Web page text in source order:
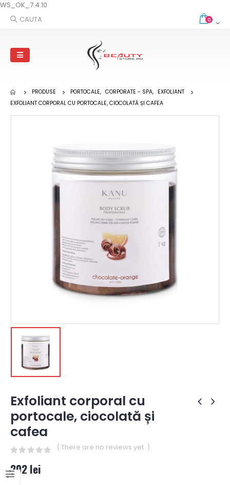
WS_OK_7.4.10
CAUTA
0
PRODUSE PORTOCALE, CORPORATE - SPA, EXFOLIANT
EXFOLIANT CORPORAL CU PORTOCALE, CIOCOLATĂ ȘI CAFEA
Exfoliant corporal cu
portocale, ciocolată și
cafea
( There are no reviews yet. )
202lei